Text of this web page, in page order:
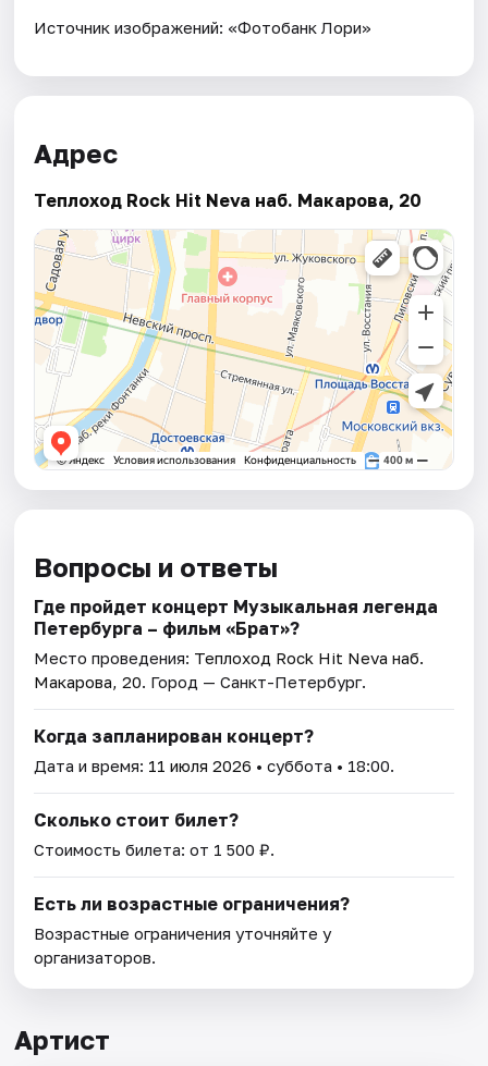
Источник изображений: «Фотобанк Лори»
Адрес
Теплоход Rock Hit Neva наб. Макарова, 20
Вопросы и ответы
Где пройдет концерт Музыкальная легенда
Петербурга – фильм «Брат»?
Место проведения: Теплоход Rock Hit Neva наб.
Макарова, 20. Город — Санкт-Петербург.
Когда запланирован концерт?
Дата и время: 11 июля 2026 • суббота • 18:00.
Сколько стоит билет?
Стоимость билета: от 1 500 ₽.
Есть ли возрастные ограничения?
Возрастные ограничения уточняйте у
организаторов.
Артист